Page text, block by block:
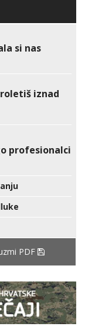
si nas
iznad
profesionalci
PDF